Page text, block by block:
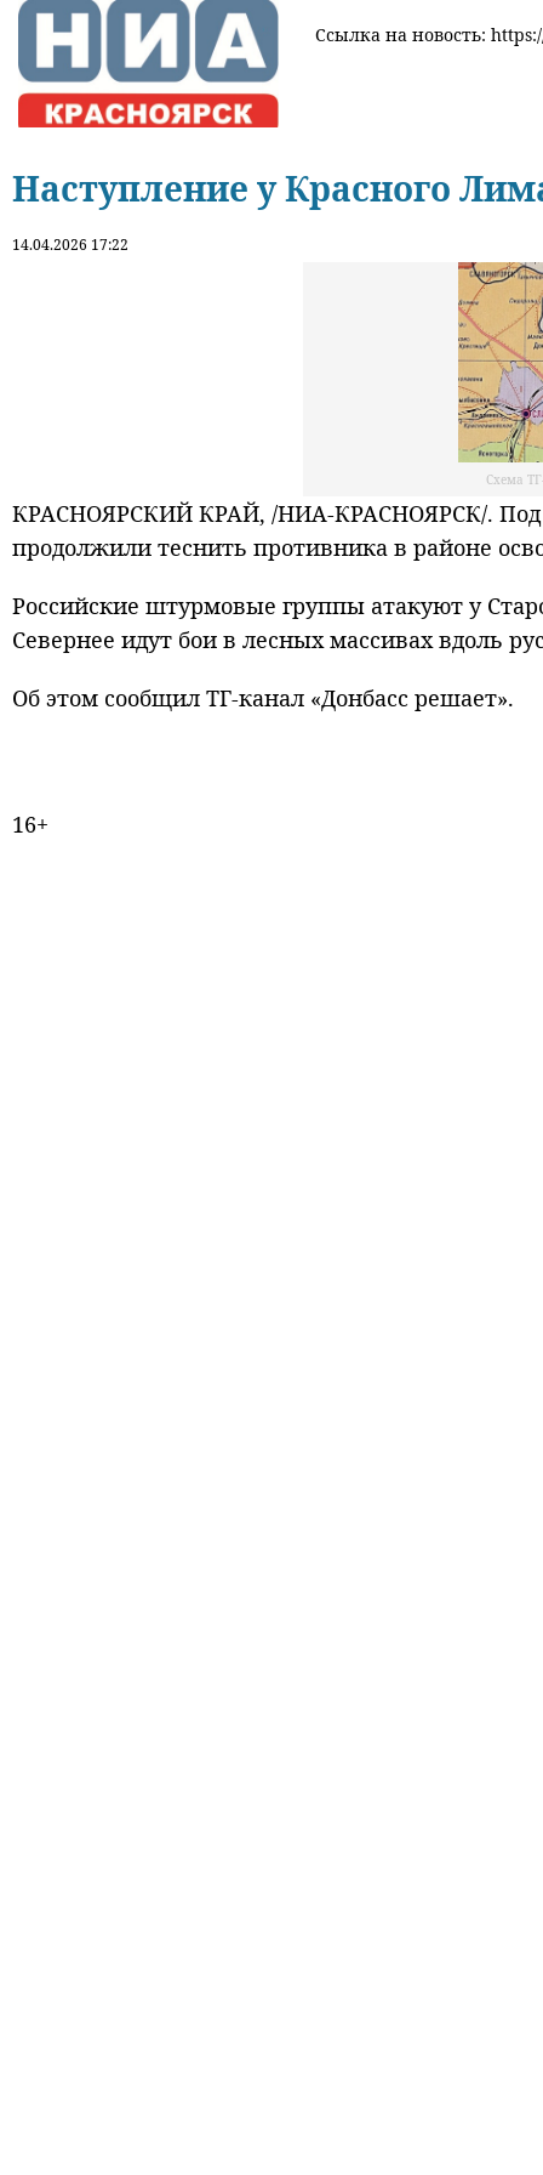
Ссылка на новость:
Наступление у Красного
14.04.2026 17:22
Схема
КРАСНОЯРСКИЙ КРАЙ, /НИА-КРАСНОЯРСК/. Под
продолжили теснить противника в районе
Российские штурмовые группы атакуют у
Севернее идут бои в лесных массивах вдоль
Об этом сообщил ТГ-канал «Донбасс решает».
16+